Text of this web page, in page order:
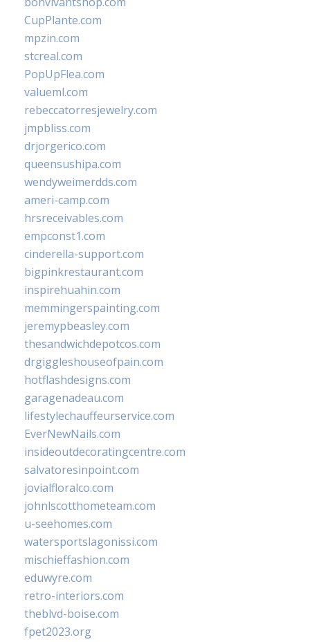
CupPlante.com
mpzin.com
stcreal.com
PopUpFlea.com
valueml.com
rebeccatorresjewelry.com
jmpbliss.com
drjorgerico.com
queensushipa.com
wendyweimerdds.com
ameri-camp.com
hrsreceivables.com
empconst1.com
cinderella-support.com
bigpinkrestaurant.com
inspirehuahin.com
memmingerspainting.com
jeremypbeasley.com
thesandwichdepotcos.com
drgiggleshouseofpain.com
hotflashdesigns.com
garagenadeau.com
lifestylechauffeurservice.com
EverNewNails.com
insideoutdecoratingcentre.com
salvatoresinpoint.com
jovialfloralco.com
johnlscotthometeam.com
u-seehomes.com
watersportslagonissi.com
mischieffashion.com
eduwyre.com
retro-interiors.com
theblvd-boise.com
fpet2023.org